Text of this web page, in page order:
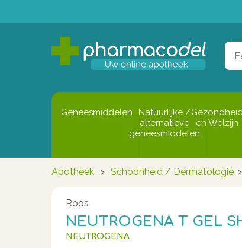
Geneesmiddelen
Natuurlijke /
alternatieve
geneesmiddelen
en Welzijn
Apotheek > Schoonheid / Dermatologie >
Roos
NEUTROGENA T GEL
NEUTROGENA